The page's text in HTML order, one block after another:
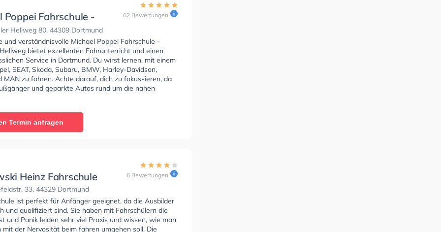
Poppei Fahrschule -
Hellweg
Hellweg 80, 44309 Dortmund
62 Bewertungen
und verständnisvolle Michael Poppei Fahrschule -
bietet exzellenten Fahrunterricht und einen
Service in Dortmund. Du wirst lernen, mit einem
SEAT, Skoda, Subaru, BMW, Harley-Davidson,
MAN zu fahren. Achte darauf, dich zu fokussieren, da
und geparkte Autos rund um die nahen
gehen, fahren und stehen. Die Fahrschule bietet
Klasse BE, Klasse B96, Klasse AM, Klasse
A2, Klasse C1, Klasse C1E, Klasse C, Klasse CE,
und B196 zu erhalten. Wir empfehlen
sagen, manchmal vermisse ich meine Fahrstunden. Er
und immer gut drauf, bei Fehlern reagiert er
sachlich was man wie besser machen kann. Er
fordert seine Schüler, so wie es sein muss. Auch der
ist toll und entspannt. Empfehlung meinerseits an
Traum vom Führerschein noch vor sich haben."
Termin anfragen
Heinz Fahrschule
33, 44329 Dortmund
6 Bewertungen
ist perfekt für Anfänger geeignet, da die Ausbilder
und qualifiziert sind. Sie haben mit Fahrschülern die
und Panik leiden sehr viel Praxis und wissen, wie man
mit der Nervosität beim fahren umgehen soll. Die